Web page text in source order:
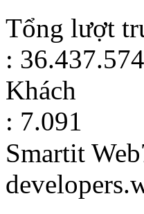
Tổng lượt
: 36.437.574
Khách
: 7.091
Smartit